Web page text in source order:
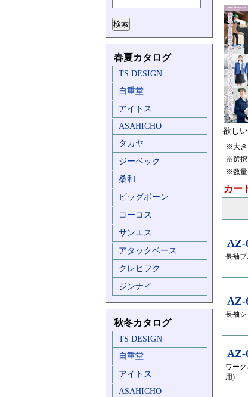
春夏カタログ
TS DESIGN
自重堂
アイトス
ASAHICHO
タカヤ
ジーベック
桑和
ビッグボーン
コーコス
サンエス
アタックベース
クレヒフク
ジンナイ
秋冬カタログ
TS DESIGN
自重堂
アイトス
ASAHICHO
欲し
※大き
※選択
※数量
カー
AZ-
長袖
AZ-
長袖
AZ-
ワー
用)